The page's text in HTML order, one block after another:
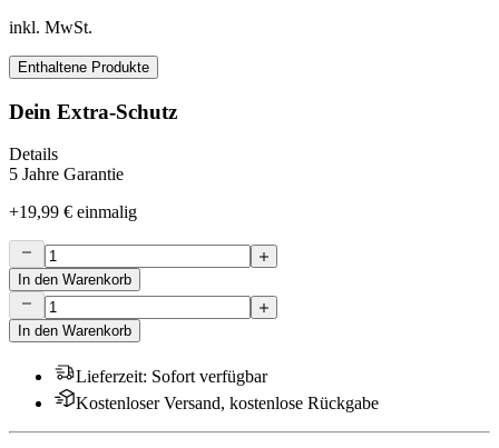
inkl. MwSt.
Enthaltene Produkte
Dein Extra-Schutz
Details
5 Jahre Garantie
+19,99 € einmalig
In den Warenkorb
In den Warenkorb
Lieferzeit: Sofort verfügbar
Kostenloser Versand, kostenlose Rückgabe